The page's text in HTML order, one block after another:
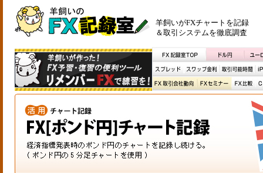
羊飼いがFXチャートを記録
＆取引システムを徹底調査